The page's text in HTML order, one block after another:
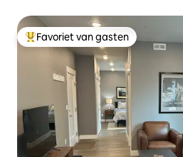
Topfavoriet van gasten
Favoriet van gasten